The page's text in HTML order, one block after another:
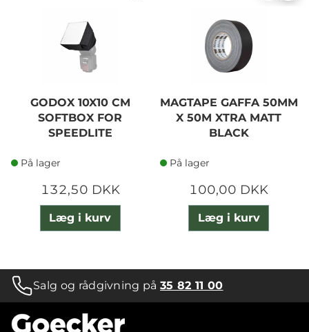
GODOX 10X10 CM
SOFTBOX FOR
SPEEDLITE
På lager
132,50 DKK
Læg i kurv
MAGTAPE GAFFA 50MM
X 50M XTRA MATT
BLACK
På lager
100,00 DKK
Læg i kurv
Salg og rådgivning på35 82 11 00